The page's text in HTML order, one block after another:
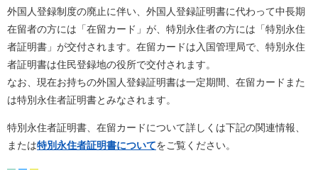
外国人登録制度の廃止に伴い、外国人登録証明書に代わって中長期
在留者の方には「在留カード」が、特別永住者の方には「特別永住
者証明書」が交付されます。在留カードは入国管理局で、特別永住
者証明書は住民登録地の役所で交付されます。
なお、現在お持ちの外国人登録証明書は一定期間、在留カードまた
は特別永住者証明書とみなされます。
特別永住者証明書、在留カードについて詳しくは下記の関連情報、
または特別永住者証明書についてをご覧ください。